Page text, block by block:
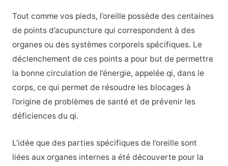
Tout comme vos pieds, l’oreille possède des centaines
de points d’acupuncture qui correspondent à des
organes ou des systèmes corporels spécifiques. Le
déclenchement de ces points a pour but de permettre
la bonne circulation de l’énergie, appelée qi, dans le
corps, ce qui permet de résoudre les blocages à
l’origine de problèmes de santé et de prévenir les
déficiences du qi.
L’idée que des parties spécifiques de l’oreille sont
liées aux organes internes a été découverte pour la